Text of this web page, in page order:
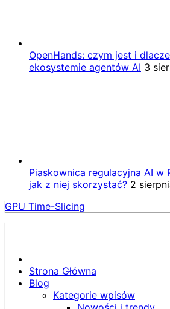
OpenHands: czym jest i
ekosystemie agentów AI 3
Piaskownica regulacyjna AI w
jak z niej skorzystać? 2
GPU Time-Slicing
Strona Główna
Blog
Kategorie wpisów